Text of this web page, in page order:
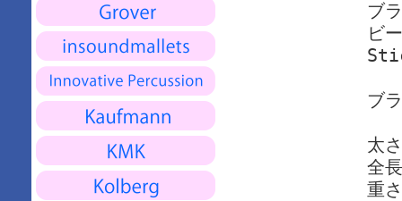
ブ
ビ
ブ
太
全
重